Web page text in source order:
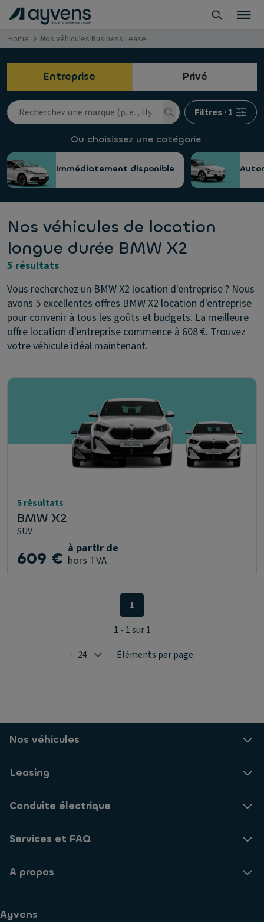
Home Nos véhicules Business Lease
Entreprise Privé
Filtres ·1
Ou choisissez une catégorie
Immédiatement disponible
Nos véhicules de location
longue durée BMW X2
5 résultats
Vous recherchez un BMW X2 location d'entreprise ? Nous
avons 5 excellentes offres BMW X2 location d'entreprise
pour convenir à tous les goûts et budgets. La meilleure
offre location d'entreprise commence à 608 €. Trouvez
votre véhicule idéal maintenant.
5 résultats
BMW X2
SUV
609 € à partir de
hors TVA
Selected: 24
24 Éléments par page
1
1 - 1 sur 1
Nos véhicules
Leasing
Conduite électrique
Services et FAQ
A propos
Ayvens